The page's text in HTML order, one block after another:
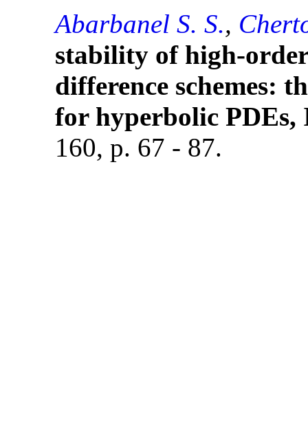
Abarbanel S. S.,
stability of high-
difference schemes:
for hyperbolic PDEs,
160, p. 67 - 87.